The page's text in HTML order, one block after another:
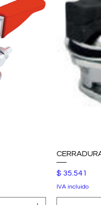
Precio
$ 35.541
IVA incluido